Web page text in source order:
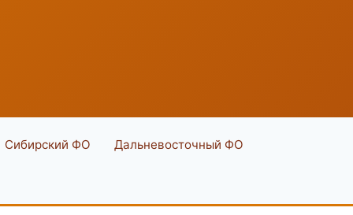
Сибирский ФО Дальневосточный ФО